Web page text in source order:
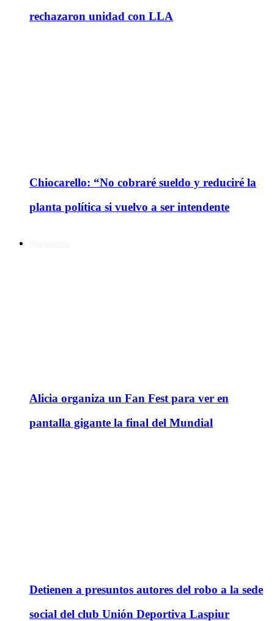
rechazaron unidad con LLA
Chiocarello: “No cobraré sueldo y reduciré la
planta política si vuelvo a ser intendente
Alicia organiza un Fan Fest para ver en
pantalla gigante la final del Mundial
Detienen a presuntos autores del robo a la sede
social del club Unión Deportiva Laspiur